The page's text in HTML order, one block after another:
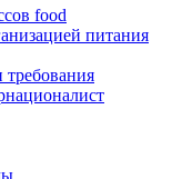
food
питания
требования